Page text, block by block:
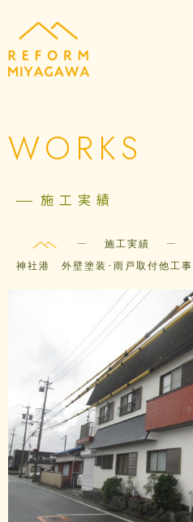
WORKS
施工実績
— 施工実績 —
神社港 外壁塗装･雨戸取付他工事